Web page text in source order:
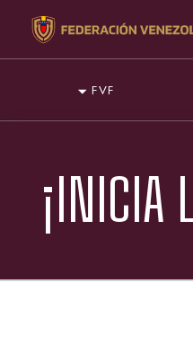
FVF
¡INICIA